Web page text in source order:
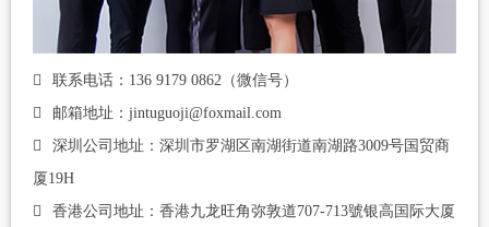
联系电话：136 9179 0862（微信号）
邮箱地址：jintuguoji@foxmail.com
深圳公司地址：深圳市罗湖区南湖街道南湖路3009号国贸商
厦19H
香港公司地址：香港九龙旺角弥敦道707-713號银高国际大厦